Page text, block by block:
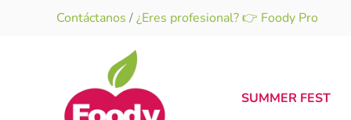
Contáctanos /¿Eres profesional? 👉 Foody Pro
SUMMER FEST